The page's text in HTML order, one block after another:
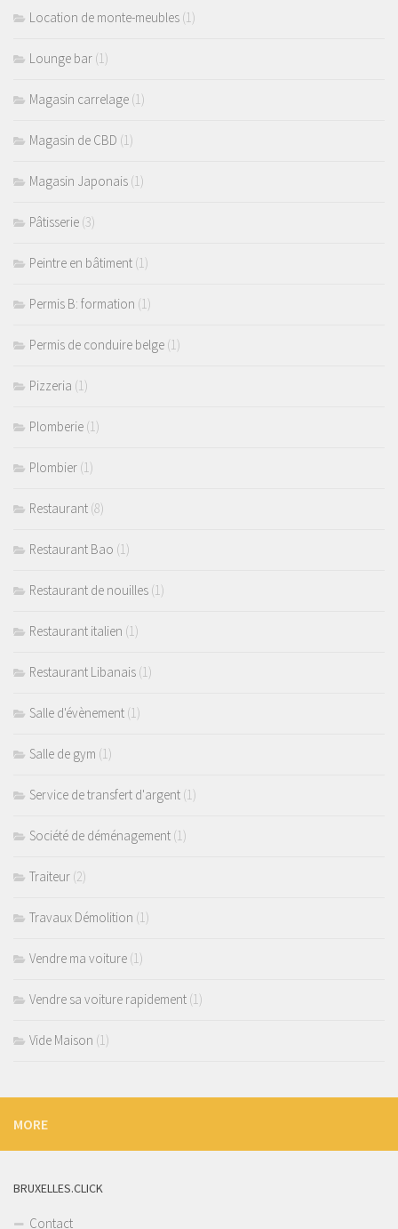
Location de monte-meubles (1)
Lounge bar (1)
Magasin carrelage (1)
Magasin de CBD (1)
Magasin Japonais (1)
Pâtisserie (3)
Peintre en bâtiment (1)
Permis B: formation (1)
Permis de conduire belge (1)
Pizzeria (1)
Plomberie (1)
Plombier (1)
Restaurant (8)
Restaurant Bao (1)
Restaurant de nouilles (1)
Restaurant italien (1)
Restaurant Libanais (1)
Salle d'évènement (1)
Salle de gym (1)
Service de transfert d'argent (1)
Société de déménagement (1)
Traiteur (2)
Travaux Démolition (1)
Vendre ma voiture (1)
Vendre sa voiture rapidement (1)
Vide Maison (1)
MORE
BRUXELLES.CLICK
Contact